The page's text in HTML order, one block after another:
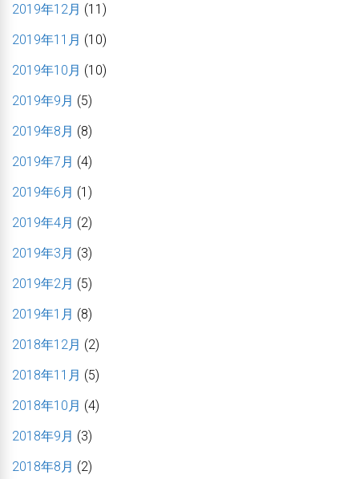
2019年12月 (11)
2019年11月 (10)
2019年10月 (10)
2019年9月 (5)
2019年8月 (8)
2019年7月 (4)
2019年6月 (1)
2019年4月 (2)
2019年3月 (3)
2019年2月 (5)
2019年1月 (8)
2018年12月 (2)
2018年11月 (5)
2018年10月 (4)
2018年9月 (3)
2018年8月 (2)